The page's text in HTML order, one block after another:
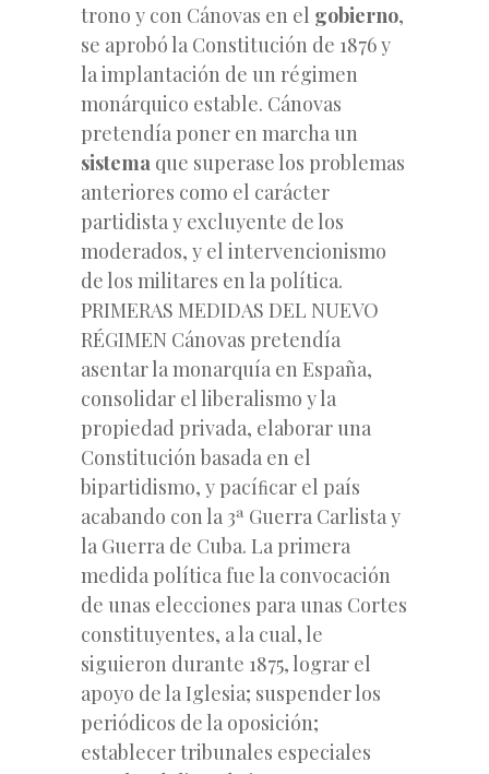
trono y con Cánovas en el gobierno,
se aprobó la Constitución de 1876 y
la implantación de un régimen
monárquico estable. Cánovas
pretendía poner en marcha un
sistema que superase los problemas
anteriores como el carácter
partidista y excluyente de los
moderados, y el intervencionismo
de los militares en la política.
PRIMERAS MEDIDAS DEL NUEVO
RÉGIMEN Cánovas pretendía
asentar la monarquía en España,
consolidar el liberalismo y la
propiedad privada, elaborar una
Constitución basada en el
bipartidismo, y pacíﬁcar el país
acabando con la 3ª Guerra Carlista y
la Guerra de Cuba. La primera
medida política fue la convocación
de unas elecciones para unas Cortes
constituyentes, a la cual, le
siguieron durante 1875, lograr el
apoyo de la Iglesia; suspender los
periódicos de la oposición;
establecer tribunales especiales